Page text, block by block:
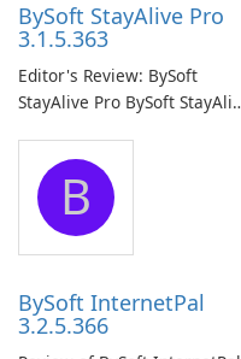
BySoft StayAlive Pro
3.1.5.363
Editor's Review: BySoft
StayAlive Pro BySoft StayAlive
application designed to
ensure the continuous and
uninterrupted operation of
your computer system.
B
BySoft InternetPal
3.2.5.366